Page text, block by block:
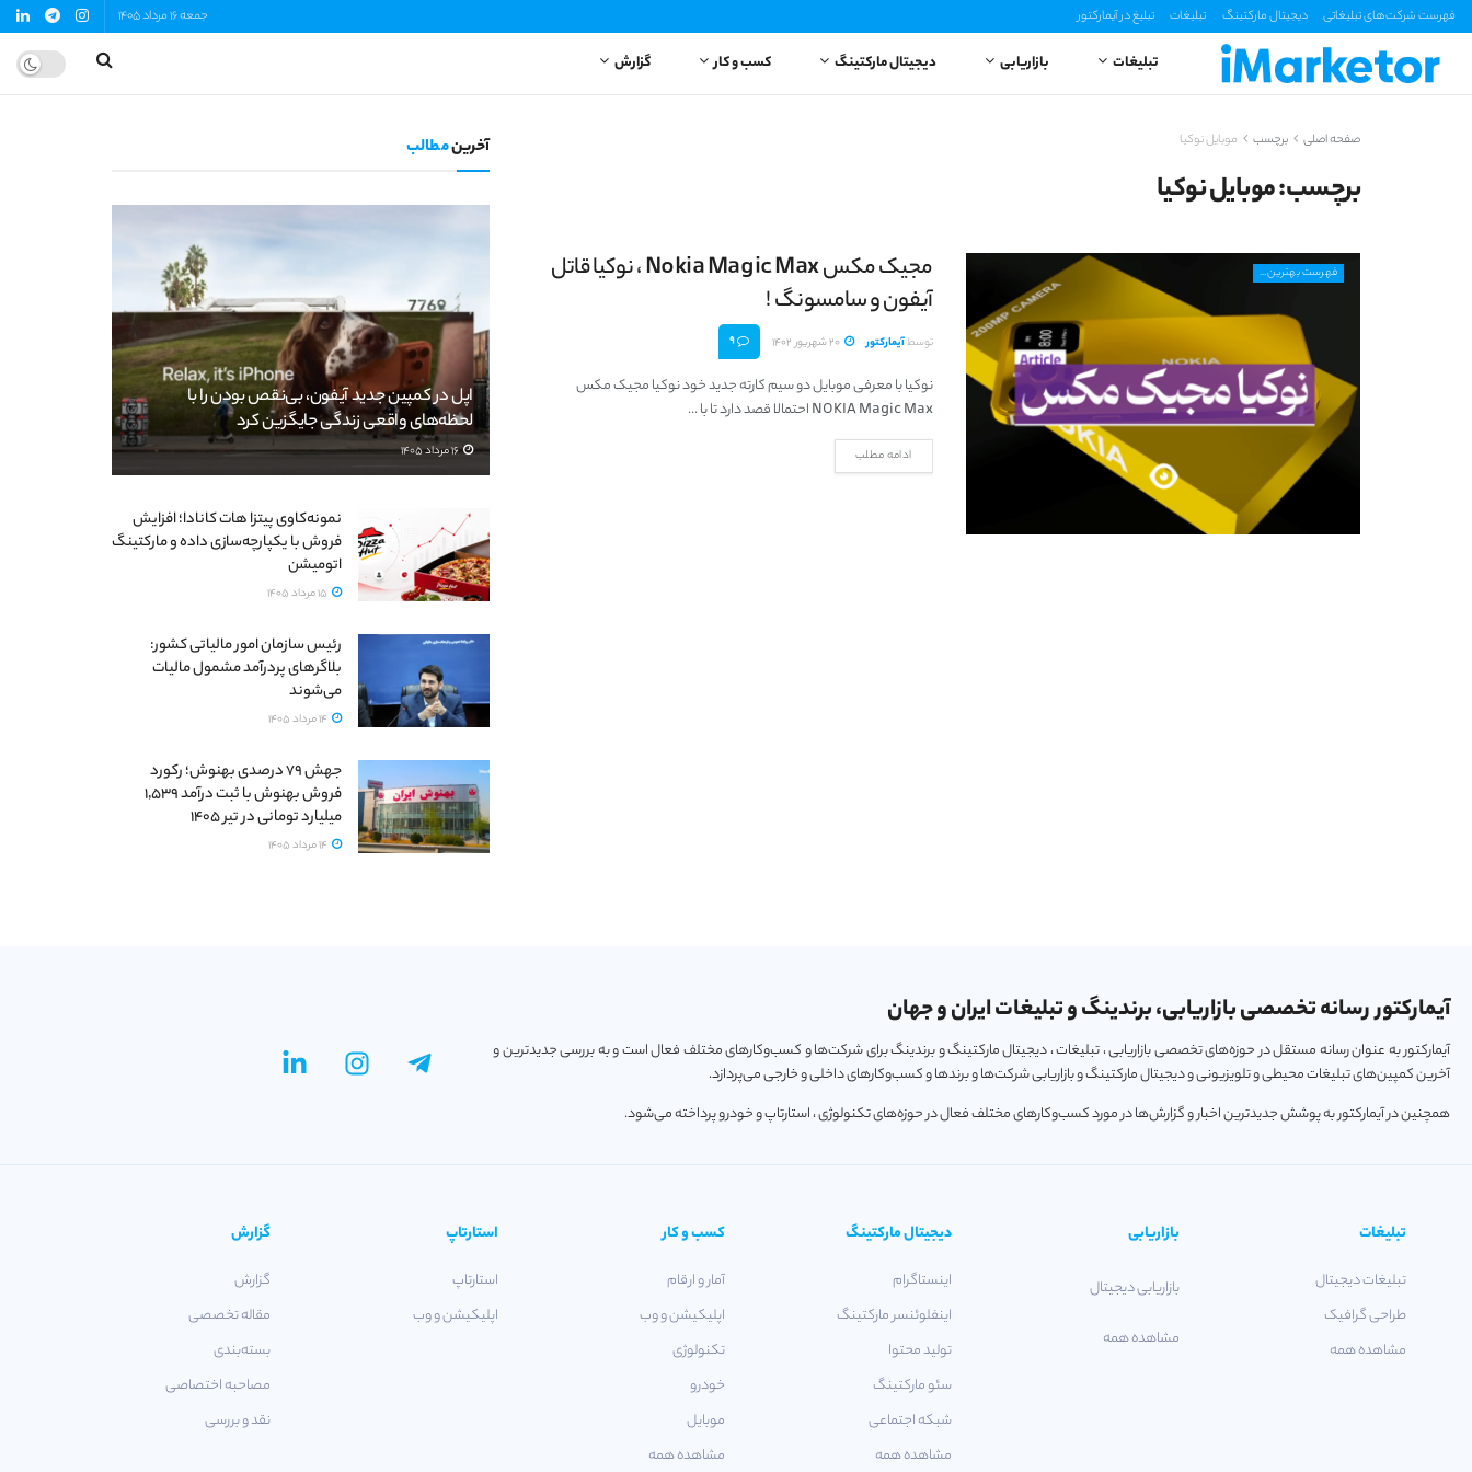
فهرست شرکت‌های تبلیغاتی دیجیتال مارکتینگ تبلیغات تبلیغ در آیمارکتور جمعه 16 مرداد 1405
تبلیغات بازاریابی دیجیتال مارکتینگ کسب و کار گزارش
صفحه اصلی برچسب موبایل نوکیا
برچسب:موبایل نوکیا
فهرست بهترین...
مجیک مکس Nokia Magic Max ، نوکیا قاتل
آیفون و سامسونگ !
توسطآیمارکتور 9
نوکیا با معرفی موبایل دو سیم کارته جدید خود نوکیا مجیک مکس
NOKIA Magic Max احتمالا قصد دارد تا با ...
ادامه مطلب
آخرینمطالب
اپل در کمپین جدید آیفون، بی‌نقص بودن را با
لحظه‌های واقعی زندگی جایگزین کرد
16 مرداد 1405
نمونه‌کاوی پیتزا هات کانادا؛ افزایش
فروش با یکپارچه‌سازی داده و مارکتینگ
اتومیشن
رئیس سازمان امور مالیاتی کشور:
بلاگرهای پردرآمد مشمول مالیات
می‌شوند
جهش ۷۹ درصدی بهنوش؛ رکورد
فروش بهنوش با ثبت درآمد ۱٬۵۳۹
میلیارد تومانی در تیر ۱۴۰۵
آیمارکتور رسانه تخصصی بازاریابی، برندینگ و تبلیغات ایران و جهان
آیمارکتور به عنوان رسانه مستقل در حوزه‌های تخصصی بازاریابی ، تبلیغات ، دیجیتال مارکتینگ و برندینگ برای شرکت‌ها و کسب‌و‌کارهای مختلف فعال است و به بررسی جدیدترین و
آخرین کمپین‌های تبلیغات محیطی و تلویزیونی و دیجیتال مارکتینگ و بازاریابی شرکت‌ها و برندها و کسب‌و‌کارهای داخلی و خارجی می‌پردازد.
همچنین در آیمارکتور به پوشش جدیدترین اخبار و گزارش‌ها در مورد کسب‌و‎کارهای مختلف فعال در حوزه‌های تکنولوژی ، استارتاپ و خودرو پرداخته می‌شود.
تبلیغات
تبلیغات دیجیتال
طراحی گرافیک
مشاهده همه
بازاریابی
بازاریابی دیجیتال
مشاهده همه
دیجیتال مارکتینگ
اینستاگرام
اینفلوئنسر مارکتینگ
تولید محتوا
سئو مارکتینگ
شبکه اجتماعی
مشاهده همه
کسب و کار
آمار و ارقام
اپلیکیشن و وب
تکنولوژی
خودرو
موبایل
مشاهده همه
استارتاپ
استارتاپ
اپلیکیشن و وب
گزارش
گزارش
مقاله تخصصی
بسته‌بندی
مصاحبه اختصاصی
نقد و بررسی